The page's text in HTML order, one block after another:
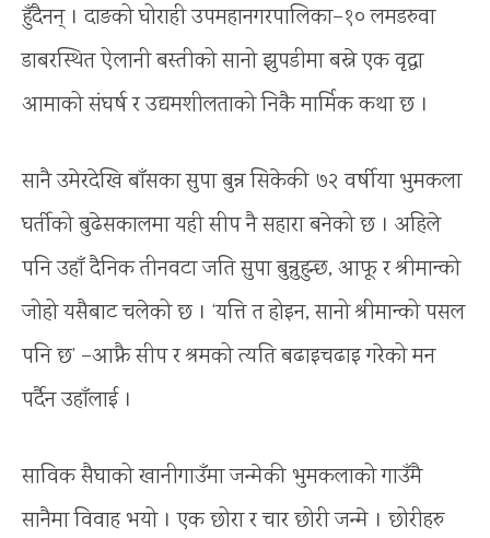
हुँदैनन् । दाङको घोराही उपमहानगरपालिका–१० लमडरुवा
डाबरस्थित ऐलानी बस्तीको सानो झुपडीमा बस्ने एक वृद्धा
आमाको संघर्ष र उद्यमशीलताको निकै मार्मिक कथा छ ।
सानै उमेरदेखि बाँसका सुपा बुन्न सिकेकी ७२ वर्षीया भुमकला
घर्तीको बुढेसकालमा यही सीप नै सहारा बनेको छ । अहिले
पनि उहाँ दैनिक तीनवटा जति सुपा बुन्नुहुन्छ, आफू र श्रीमान्को
जोहो यसैबाट चलेको छ । ‘यत्ति त होइन, सानो श्रीमान्को पसल
पनि छ’ –आफ्नै सीप र श्रमको त्यति बढाइचढाइ गरेको मन
पर्दैन उहाँलाई ।
साविक सैघाको खानीगाउँमा जन्मेकी भुमकलाको गाउँमै
सानैमा विवाह भयो । एक छोरा र चार छोरी जन्मे । छोरीहरु